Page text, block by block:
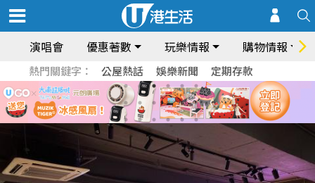
演唱會 優惠著數 玩樂情報 購物情報
熱門關鍵字： 公屋熱話 娛樂新聞 定期存款